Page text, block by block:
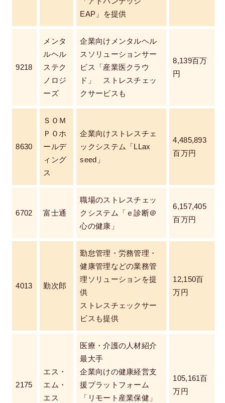
EAP」を提供
9218
メンタ
ルヘル
ステク
ノロジ
ーズ
企業向けメンタルヘル
スソリューションサー
ビス「産業医クラウ
ド」 ストレスチェッ
クサービスも
8,139百万
円
8630
ＳＯＭ
ＰＯホ
ールデ
ィング
ス
企業向けストレスチェ
ックシステム「LLax
seed」
4,485,893
百万円
6702 富士通
職場のストレスチェッ
クシステム「ｅ診断＠
心の健康」
6,157,405
百万円
4013 勤次郎
勤怠管理・労務管理・
健康管理などの業務管
理ソリューションを提
供
ストレスチェックサー
ビスも提供
12,150百
万円
2175
エス・
エム・
エス
医療・介護の人材紹介
最大手
企業向けの健康経営支
援プラットフォーム
「リモート産業保健」
105,161百
万円